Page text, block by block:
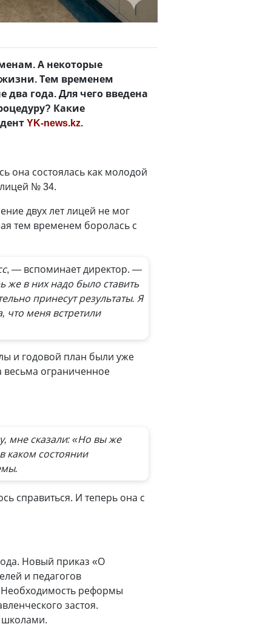
А некоторые
Тем временем
два года. Для чего введена
Какие
YK-news.kz.
она состоялась как молодой
№ 34.
двух лет лицей не мог
тем временем боролась с
, — вспоминает директор. —
же в них надо было ставить
принесут результаты. Я
что меня встретили
и годовой план были уже
весьма ограниченное
мне сказали: «Но вы же
каком состоянии
справиться. И теперь она с
Новый приказ «О
и педагогов
Необходимость реформы
застоя.
школами.